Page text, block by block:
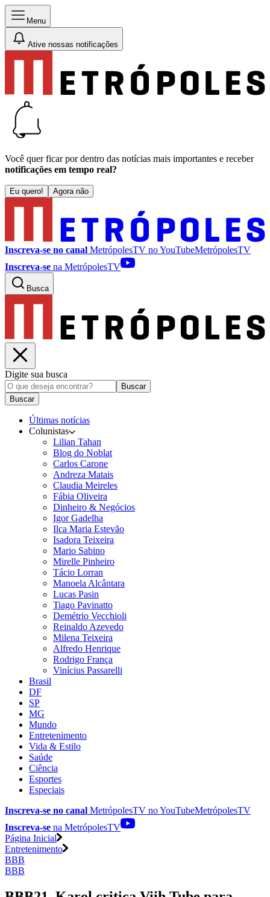
Menu
Ative nossas notificações
Você quer ficar por dentro das notícias mais importantes e receber
notificações em tempo real?
Eu quero! Agora não
Inscreva-se no canal MetrópolesTV noYouTubeMetrópolesTV
Inscreva-se na MetrópolesTV
Busca
Digite sua busca
Buscar
Buscar
Últimas notícias
Colunistas
Lilian Tahan
Blog do Noblat
Carlos Carone
Andreza Matais
Claudia Meireles
Fábia Oliveira
Dinheiro & Negócios
Igor Gadelha
Ilca Maria Estevão
Isadora Teixeira
Mario Sabino
Mirelle Pinheiro
Tácio Lorran
Manoela Alcântara
Lucas Pasin
Tiago Pavinatto
Demétrio Vecchioli
Reinaldo Azevedo
Milena Teixeira
Alfredo Henrique
Rodrigo França
Vinícius Passarelli
Brasil
DF
SP
MG
Mundo
Entretenimento
Vida & Estilo
Saúde
Ciência
Esportes
Especiais
Inscreva-se no canal MetrópolesTV noYouTubeMetrópolesTV
Inscreva-se na MetrópolesTV
Página Inicial
Entretenimento
BBB
BBB